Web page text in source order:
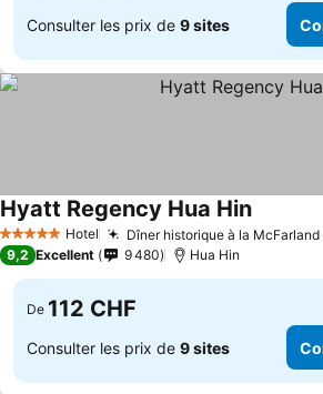
Consulter les prix de 9 sites
5 Étoiles Hotel Dîner historique à la McFarland
Hyatt Regency Hua Hin
9,2 Excellent 9 480 Hua Hin
De 112 CHF
Consulter les prix de 9 sites